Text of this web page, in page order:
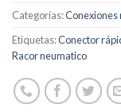
Categorías:Conexiones
Etiquetas:Conector
Racor neumatico